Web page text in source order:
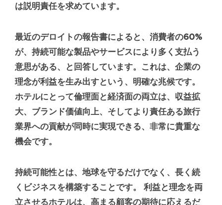
は説明責任を求めています。
最近のデロイトの報告書によると、消費者の60%
が、持続可能な製品やサービスにより多く支払う
意思がある、と回答しています。これは、企業の
理念が利益を生み出すという、明確な兆候です。
ホテルにとって倫理面と経済面の両立は、収益拡
大、ブランド価値向上、そしてより責任ある旅行
業界への貢献が同時に実現できる、非常に貴重な
機会です。
持続可能性とは、地球を守るだけでなく、長く続
くビジネスを構築することです。 利益と理念を両
立させるホテルは、高まる顧客の期待に応えるだ